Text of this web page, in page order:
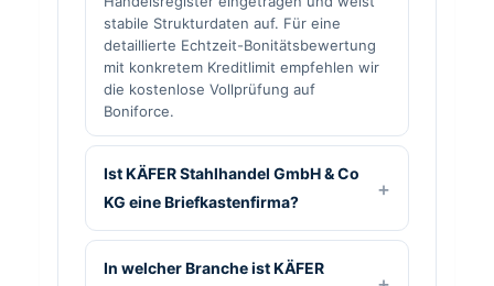
stabile Strukturdaten auf. Für eine
detaillierte Echtzeit-Bonitätsbewertung
mit konkretem Kreditlimit empfehlen wir
die kostenlose Vollprüfung auf
Boniforce.
Ist KÄFER Stahlhandel GmbH & Co
KG eine Briefkastenfirma?
In welcher Branche ist KÄFER